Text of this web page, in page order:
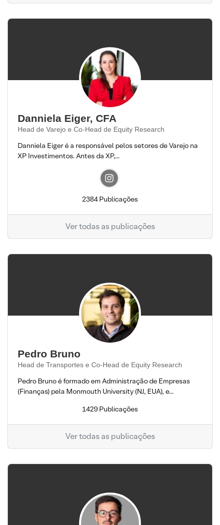
Danniela Eiger, CFA
Head de Varejo e Co-Head de Equity Research
Danniela Eiger é a responsável pelos setores de Varejo na
XP Investimentos. Antes da XP,...
2384 Publicações
Ver todas as publicações
Pedro Bruno
Head de Transportes e Co-Head de Equity Research
Pedro Bruno é formado em Administração de Empresas
(Finanças) pela Monmouth University (NJ, EUA), e...
1429 Publicações
Ver todas as publicações